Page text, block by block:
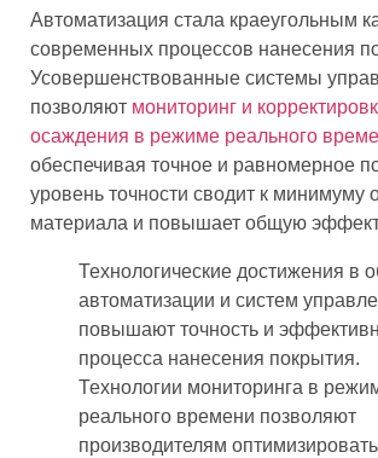
Автоматизация стала краеугольным
современных процессов нанесения
Усовершенствованные системы
позволяют мониторинг и
осаждения в режиме реального
обеспечивая точное и равномерное
уровень точности сводит к минимуму
материала и повышает общую
Технологические достижения в
автоматизации и систем
повышают точность и
процесса нанесения покрытия.
Технологии мониторинга в
реального времени позволяют
производителям